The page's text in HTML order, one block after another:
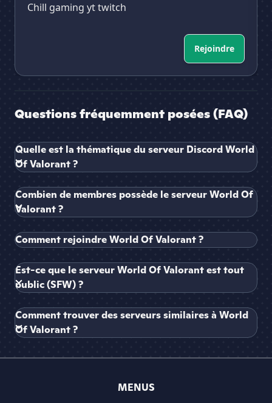
Chill gaming yt twitch
Rejoindre
Questions fréquemment posées (FAQ)
Quelle est la thématique du serveur Discord World
Of Valorant ?
Combien de membres possède le serveur World Of
Valorant ?
Comment rejoindre World Of Valorant ?
Est-ce que le serveur World Of Valorant est tout
public (SFW) ?
Comment trouver des serveurs similaires à World
Of Valorant ?
MENUS